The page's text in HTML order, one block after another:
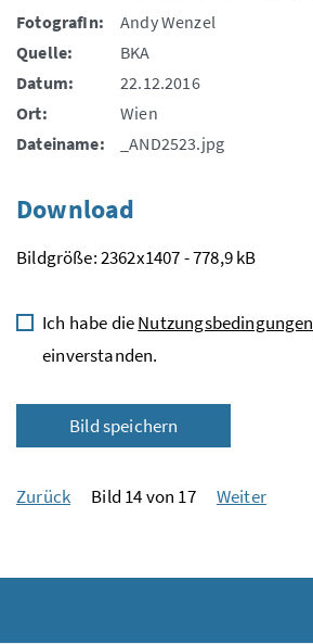
FotografIn:
Andy Wenzel
Quelle:
BKA
Datum:
22.12.2016
Ort:
Wien
Dateiname:
_AND2523.jpg
Download
Bildgröße: 2362x1407 - 778,9 kB
Ich habe dieNutzungsbedingungen
einverstanden.
Bild speichern
Zurück Bild 14 von 17 Weiter